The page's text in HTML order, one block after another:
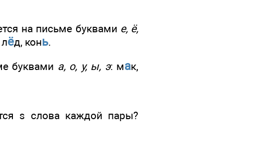
на письме буквами е, ё,
ёд, конь.
буквами а, о, у, ы, э: мак,
s слова каждой пары?